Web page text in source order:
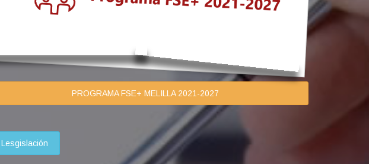
PROGRAMA FSE+ MELILLA 2021-2027
Lesgislación